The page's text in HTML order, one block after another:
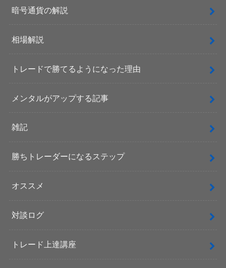
暗号通貨の解説
相場解説
トレードで勝てるようになった理由
メンタルがアップする記事
雑記
勝ちトレーダーになるステップ
オススメ
対談ログ
トレード上達講座